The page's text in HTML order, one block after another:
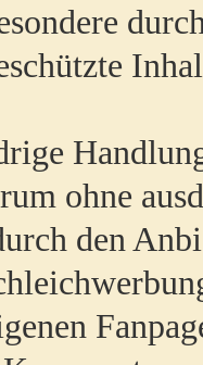
ohne
den